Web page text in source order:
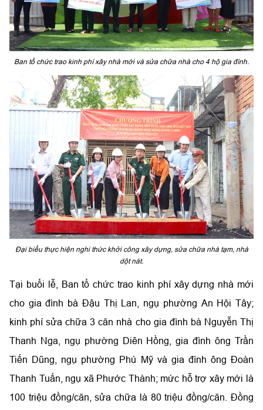
Ban tổ chức trao kinh phí xây nhà mới và sửa chữa nhà cho 4 hộ gia đình.
Đại biểu thực hiện nghi thức khởi công xây dựng, sửa chữa nhà tạm, nhà
dột nát.
Tại buổi lễ, Ban tổ chức trao kinh phí xây dựng nhà mới
cho gia đình bà Đậu Thị Lan, ngụ phường An Hội Tây;
kinh phí sửa chữa 3 căn nhà cho gia đình bà Nguyễn Thị
Thanh Nga, ngụ phường Diên Hồng, gia đình ông Trần
Tiến Dũng, ngụ phường Phú Mỹ và gia đình ông Đoàn
Thanh Tuấn, ngụ xã Phước Thành; mức hỗ trợ xây mới là
100 triệu đồng/căn, sửa chữa là 80 triệu đồng/căn. Đồng